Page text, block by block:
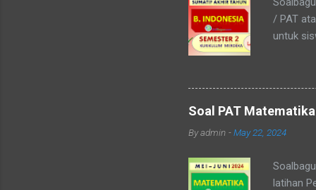
/ PAT
untuk
dan 5
13. A 14.
Soal PAT
Byadmin -May 22, 2024
latihan